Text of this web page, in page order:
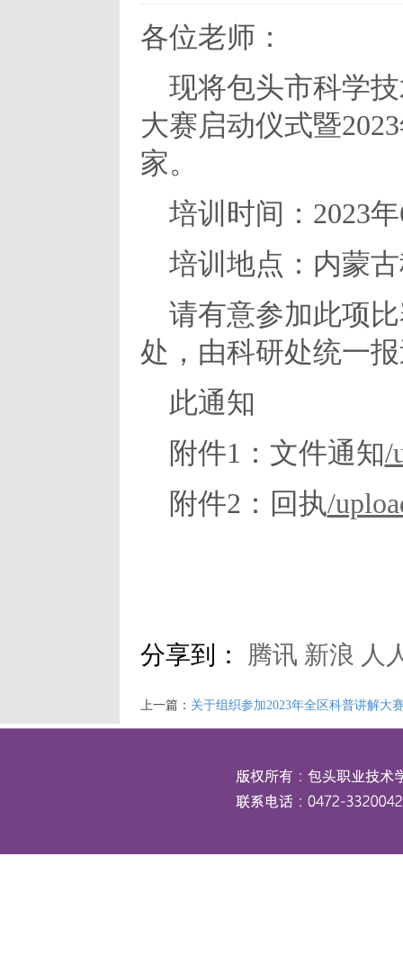
各位老师：
现将包头市科学技
大赛启动仪式暨
家。
培训时间：2023
培训地点：内蒙古
请有意参加此项
处，由科研处统一
此通知
附件1：文件通知/
附件2：回执/
分享到： 腾讯 新浪 人
上一篇： 关于组织参加2023年全区科普讲解大